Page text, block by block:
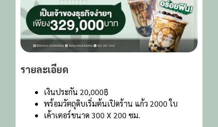
รายละเอียด
เงินประกัน 20,000฿
พร้อมวัตถุดิบเริ่มต้นเปิดร้าน แก้ว 2000 ใบ
เค้าเตอร์ขนาด 300 X 200 ซม.